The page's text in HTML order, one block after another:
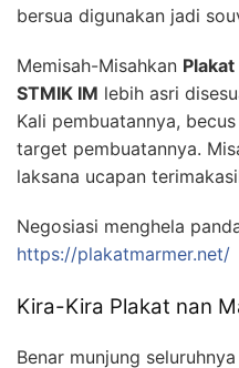
bersua digunakan jadi
Memisah-Misahkan
STMIK IM lebih asri
Kali pembuatannya,
target pembuatannya.
laksana ucapan
Negosiasi menghela
https://plakatmarmer.net/
Kira-Kira Plakat nan
Benar munjung